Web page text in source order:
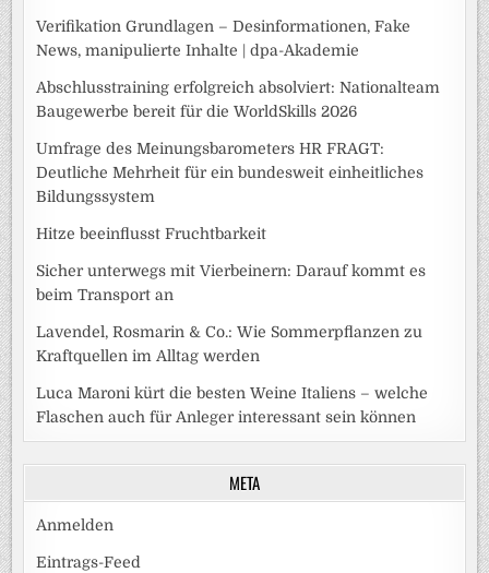
Verifikation Grundlagen – Desinformationen, Fake
News, manipulierte Inhalte | dpa-Akademie
Abschlusstraining erfolgreich absolviert: Nationalteam
Baugewerbe bereit für die WorldSkills 2026
Umfrage des Meinungsbarometers HR FRAGT:
Deutliche Mehrheit für ein bundesweit einheitliches
Bildungssystem
Hitze beeinflusst Fruchtbarkeit
Sicher unterwegs mit Vierbeinern: Darauf kommt es
beim Transport an
Lavendel, Rosmarin & Co.: Wie Sommerpflanzen zu
Kraftquellen im Alltag werden
Luca Maroni kürt die besten Weine Italiens – welche
Flaschen auch für Anleger interessant sein können
META
Anmelden
Eintrags-Feed